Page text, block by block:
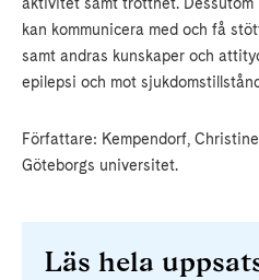
aktivitet samt trötthet. Dessutom
kan kommunicera med och få
samt andras kunskaper och
epilepsi och mot
Författare: Kempendorf,
Göteborgs universitet.
Läs hela